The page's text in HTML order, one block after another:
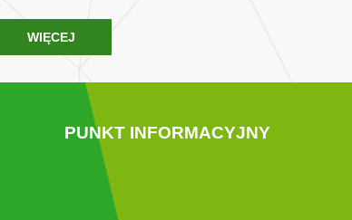
WIĘCEJ
PUNKT INFORMACYJNY